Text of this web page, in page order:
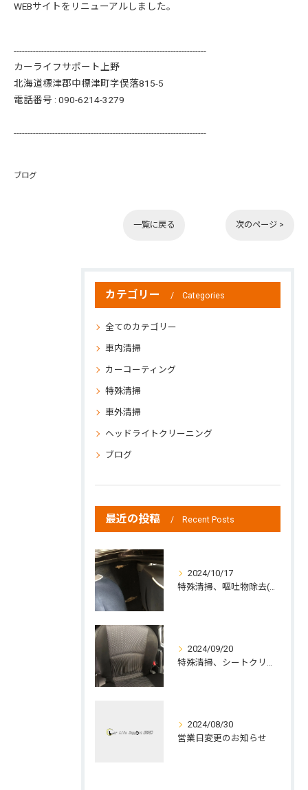
WEBサイトをリニューアルしました。
----------------------------------------------------------------------
カーライフサポート上野
北海道標津郡中標津町字俣落815-5
電話番号 : 090-6214-3279
----------------------------------------------------------------------
ブログ
一覧に戻る 次のページ >
カテゴリー Categories
全てのカテゴリー
車内清掃
カーコーティング
特殊清掃
車外清掃
ヘッドライトクリーニング
ブログ
最近の投稿 Recent Posts
2024/10/17
特殊清掃、嘔吐物除去(中標津町の方よりご依頼)
2024/09/20
特殊清掃、シートクリーニング、ジュース除去
2024/08/30
営業日変更のお知らせ